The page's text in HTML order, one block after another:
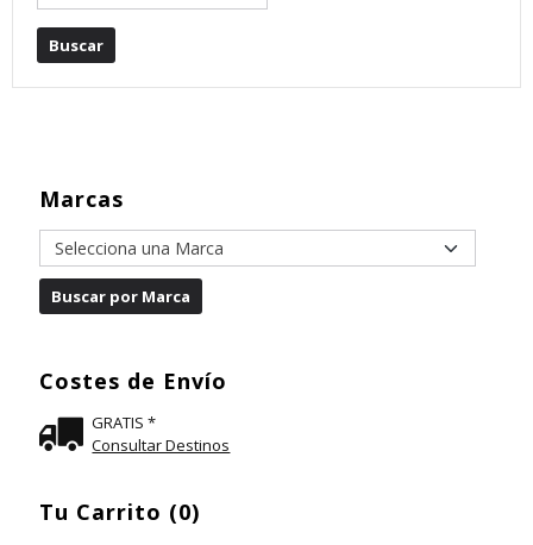
Marcas
Costes de Envío
GRATIS *
Consultar Destinos
Tu Carrito (0)